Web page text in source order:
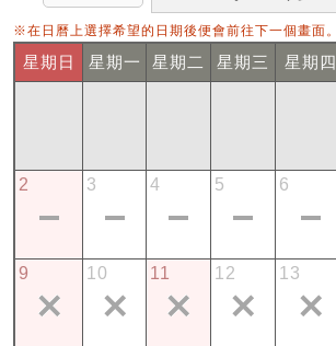
※在日曆上選擇希望的日期後便會前往下一個畫面。
星期日 星期一 星期二 星期三 星期四
2 3 4 5 6
9 10 11 12 13